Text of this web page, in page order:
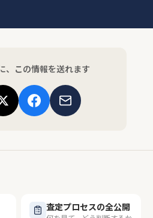
、この情報を送れます
査定プロセスの全公開